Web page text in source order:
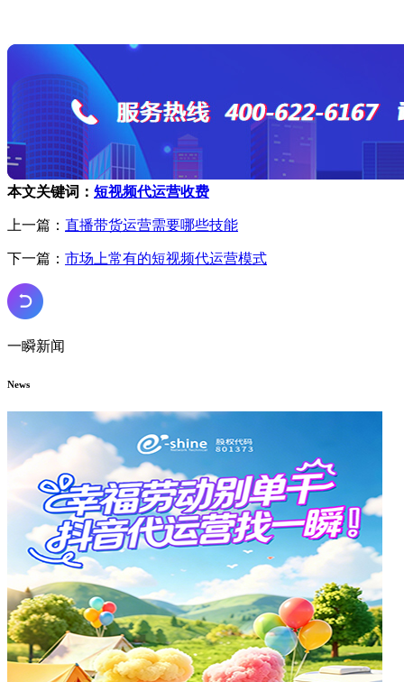
本文关键词： 短视频代运营收费
上一篇： 直播带货运营需要哪些技能
下一篇： 市场上常有的短视频代运营模式
一瞬新闻
News